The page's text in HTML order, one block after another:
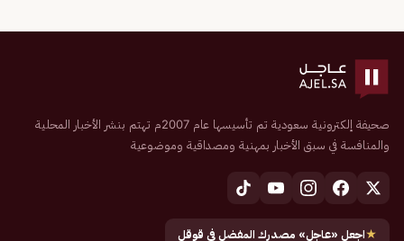
صحيفة إلكترونية سعودية تم تأسيسها عام 2007م تهتم بنشر الأخبار المحلية
والمنافسة في سبق الأخبار بمهنية ومصداقية وموضوعية
★اجعل «عاجل» مصدرك المفضل في قوقل